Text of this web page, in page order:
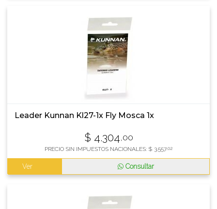
Leader Kunnan Kl27-1x Fly Mosca 1x
$ 4.304,00
PRECIO SIN IMPUESTOS NACIONALES: $ 3.557,02
Ver Consultar